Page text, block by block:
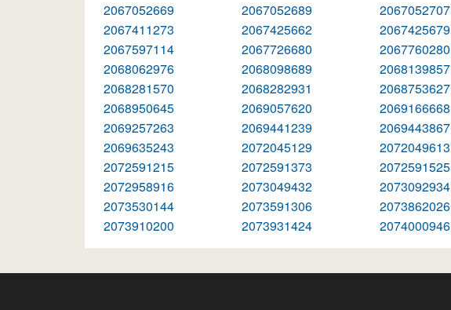
2067052669
2067052689 2067052707
2067411273
2067425662 2067425679
2067597114
2067726680 2067760280
2068062976
2068098689 2068139857
2068281570
2068282931 2068753627
2068950645
2069057620 2069166668
2069257263
2069441239 2069443867
2069635243
2072045129 2072049613
2072591215
2072591373 2072591525
2072958916
2073049432 2073092934
2073530144
2073591306 2073862026
2073910200
2073931424 2074000946